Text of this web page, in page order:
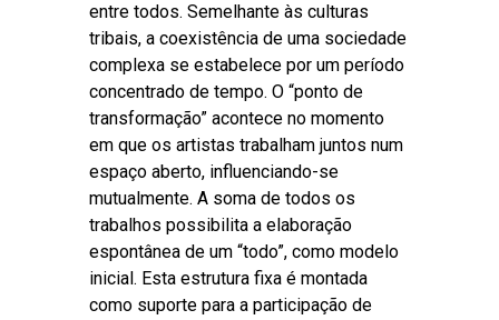
entre todos. Semelhante às culturas
tribais, a coexistência de uma sociedade
complexa se estabelece por um período
concentrado de tempo. O “ponto de
transformação” acontece no momento
em que os artistas trabalham juntos num
espaço aberto, influenciando-se
mutualmente. A soma de todos os
trabalhos possibilita a elaboração
espontânea de um “todo”, como modelo
inicial. Esta estrutura fixa é montada
como suporte para a participação de